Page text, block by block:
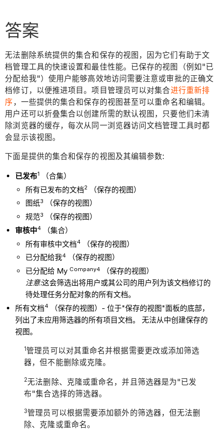
答案
无法删除系统提供的集合和保存的视图，因为它们有助于文
档管理工具的快速设置和最佳性能。已保存的视图（例如"已
分配给我"）使用户能够高效地访问需要注意或审批的正确文
档修订，以便推进项目。项目管理员可以对集合进行重新排
序 ，一些提供的集合和保存的视图甚至可以重命名和编辑。
用户还可以折叠集合以创建所需的默认视图，只要他们未清
除浏览器的缓存，每次从同一浏览器访问文档管理工具时都
会显示该视图。
下面是提供的集合和保存的视图及其编辑参数:
已发布1
（合集）
所有已发布的文档2
（保存的视图）
图纸3
（保存的视图）
规范3
（保存的视图）
审核中4
（集合）
所有审核中文档4
（保存的视图）
已分配给我4
（保存的视图）
已分配给 My Company4
（保存的视图）
注意:这会筛选出将用户或其公司的用户列为该文档修订的
待处理任务分配对象的所有文档。
所有文档4
（保存的视图）- 位于"保存的视图"面板的底部，
列出了未应用筛选器的所有项目文档。 无法从中创建保存的
视图。
1管理员可以对其重命名并根据需要更改或添加筛选
器，但不能删除或克隆。
2无法删除、克隆或重命名，并且筛选器是为"已发
布"集合选择的筛选器。
3管理员可以根据需要添加额外的筛选器，但无法删
除、克隆或重命名。